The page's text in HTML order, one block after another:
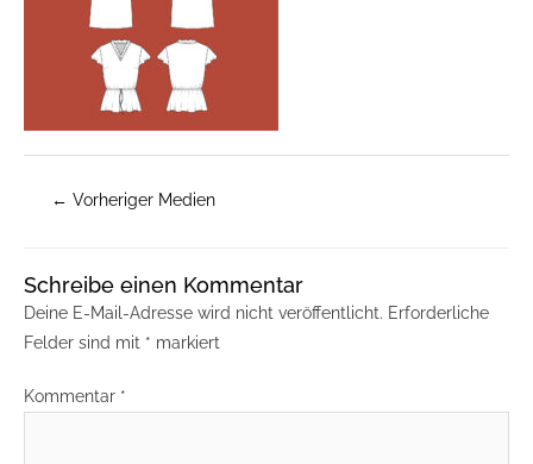
← Vorheriger Medien
Schreibe einen Kommentar
Deine E-Mail-Adresse wird nicht veröffentlicht. Erforderliche
Felder sind mit * markiert
Kommentar *